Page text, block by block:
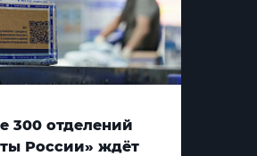
300 отделений
России» ждёт